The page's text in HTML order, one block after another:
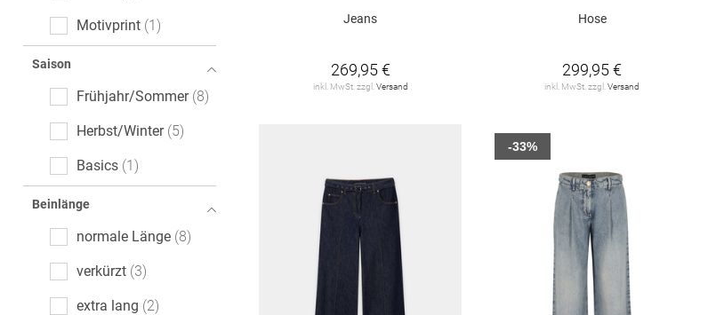
Motivprint 1
Saison
Frühjahr/Sommer 8
Herbst/Winter 5
Basics 1
Beinlänge
normale Länge 8
verkürzt 3
extra lang 2
Jeans
269,95 €
inkl. MwSt. zzgl. Versand
Hose
299,95 €
inkl. MwSt. zzgl.Versand
-33%